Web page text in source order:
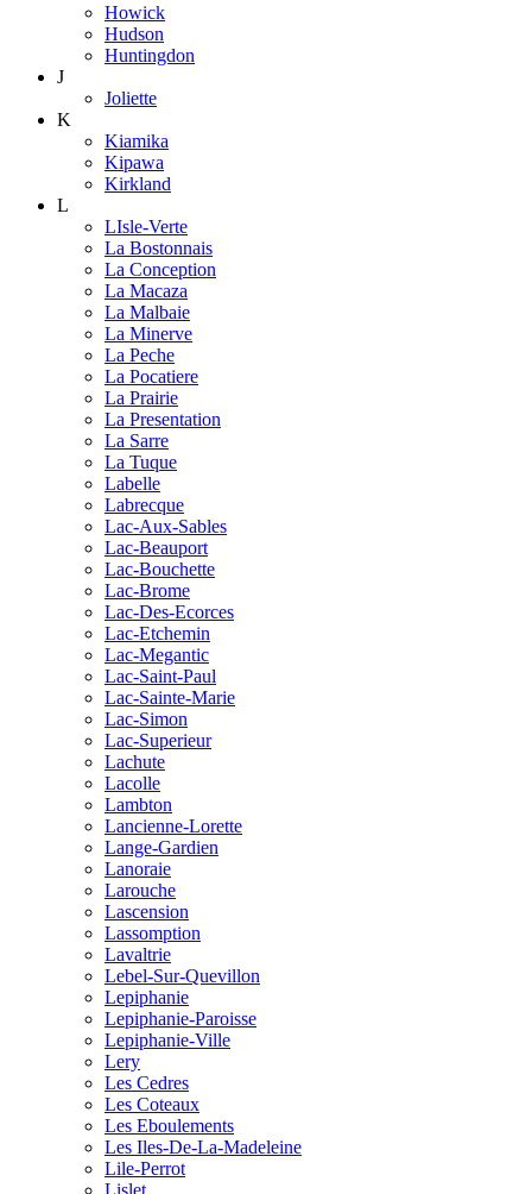
Howick
Hudson
Huntingdon
J
Joliette
K
Kiamika
Kipawa
Kirkland
L
LIsle-Verte
La Bostonnais
La Conception
La Macaza
La Malbaie
La Minerve
La Peche
La Pocatiere
La Prairie
La Presentation
La Sarre
La Tuque
Labelle
Labrecque
Lac-Aux-Sables
Lac-Beauport
Lac-Bouchette
Lac-Brome
Lac-Des-Ecorces
Lac-Etchemin
Lac-Megantic
Lac-Saint-Paul
Lac-Sainte-Marie
Lac-Simon
Lac-Superieur
Lachute
Lacolle
Lambton
Lancienne-Lorette
Lange-Gardien
Lanoraie
Larouche
Lascension
Lassomption
Lavaltrie
Lebel-Sur-Quevillon
Lepiphanie
Lepiphanie-Paroisse
Lepiphanie-Ville
Lery
Les Cedres
Les Coteaux
Les Eboulements
Les Iles-De-La-Madeleine
Lile-Perrot
Lislet